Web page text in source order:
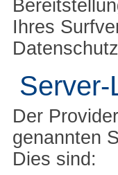
Ihres
Server-
Der
genannten
Dies sind: